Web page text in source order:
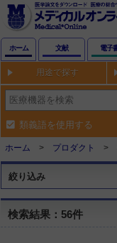
ホーム 文献 電子
用途で探す
類義語を使用する
ホーム プロダクト
絞り込み
検索結果：56件